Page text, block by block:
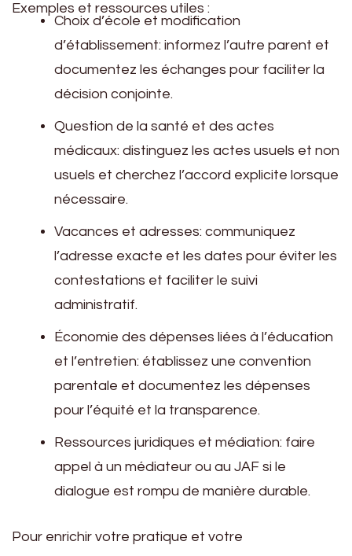
Exemples et ressources utiles :
Choix d’école et modification
d’établissement: informez l’autre parent et
documentez les échanges pour faciliter la
décision conjointe.
Question de la santé et des actes
médicaux: distinguez les actes usuels et non
usuels et cherchez l’accord explicite lorsque
nécessaire.
Vacances et adresses: communiquez
l’adresse exacte et les dates pour éviter les
contestations et faciliter le suivi
administratif.
Économie des dépenses liées à l’éducation
et l’entretien: établissez une convention
parentale et documentez les dépenses
pour l’équité et la transparence.
Ressources juridiques et médiation: faire
appel à un médiateur ou au JAF si le
dialogue est rompu de manière durable.
Pour enrichir votre pratique et votre